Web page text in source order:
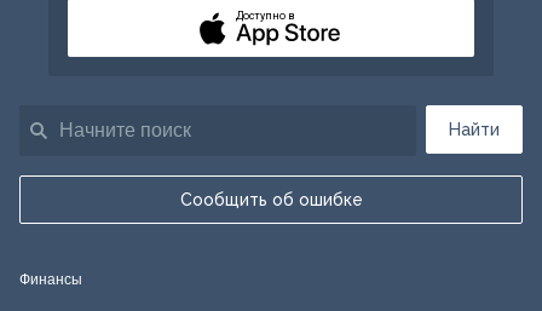
Найти
Сообщить об ошибке
Доступно в
Финансы